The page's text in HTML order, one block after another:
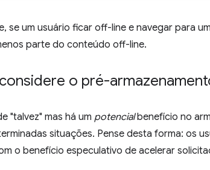
se um usuário ficar off-line e navegar para
parte do conteúdo off-line.
o pré-
"talvez" mas há um potencialbenefício no
situações. Pense desta forma: os
o benefício especulativo de acelerar